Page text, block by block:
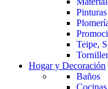
Pinturas
Teipe,
Hogar y Decoración
Baños
Cocinas